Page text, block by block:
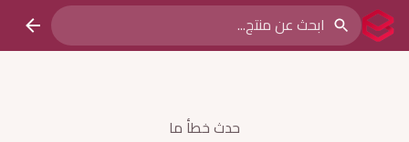
حدث خطأ ما